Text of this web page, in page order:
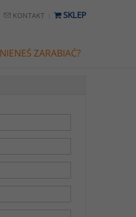
KONTAKT SKLEP
ZARABIAĆ?